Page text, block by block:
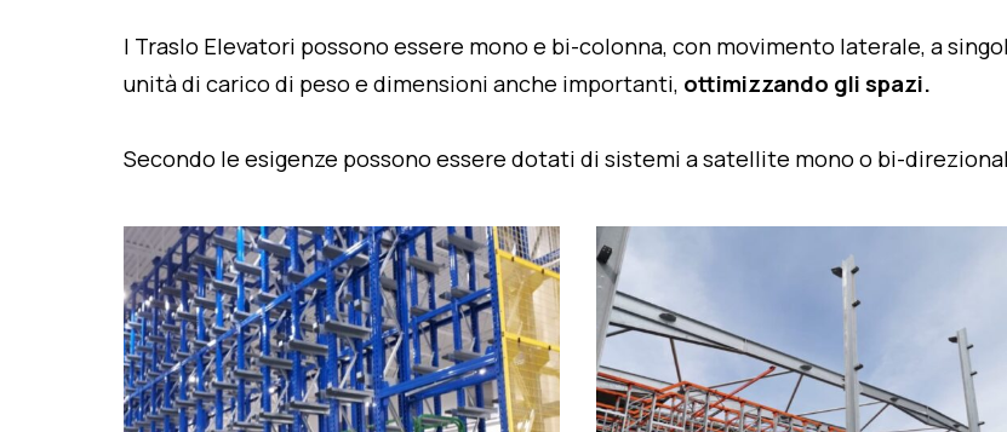
I Traslo Elevatori possono essere mono e bi-colonna, con movimento laterale, a
unità di carico di peso e dimensioni anche importanti, ottimizzando gli spazi.
Secondo le esigenze possono essere dotati di sistemi a satellite mono o bi-